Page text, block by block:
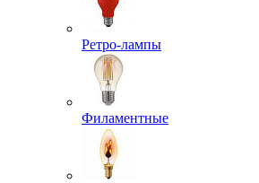
Ретро-лампы
Филаментные